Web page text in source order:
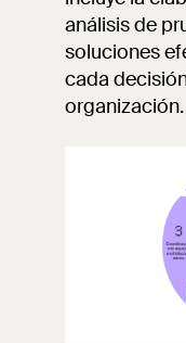
análisis de
soluciones
cada
organización.